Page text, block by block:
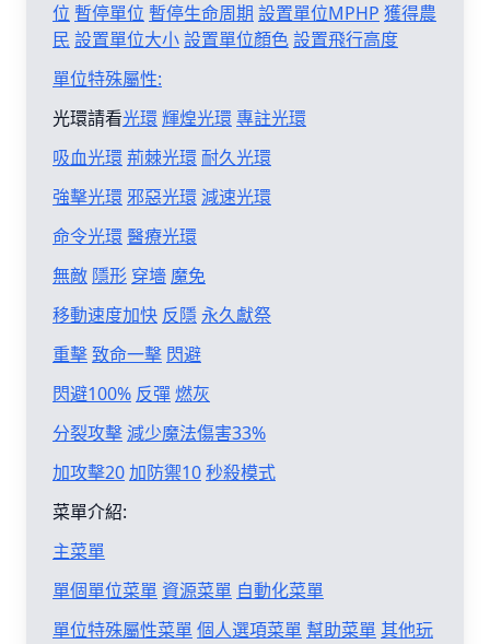
位 暫停單位 暫停生命周期 設置單位MPHP 獲得農
民 設置單位大小設置單位顏色設置飛行高度
單位特殊屬性:
光環請看光環輝煌光環專註光環
吸血光環荊棘光環耐久光環
強擊光環邪惡光環減速光環
命令光環醫療光環
無敵 隱形 穿墻 魔免
移動速度加快 反隱 永久獻祭
重擊致命一擊 閃避
閃避100% 反彈燃灰
分裂攻擊減少魔法傷害33%
加攻擊20加防禦10秒殺模式
菜單介紹:
主菜單
單個單位菜單 資源菜單 自動化菜單
單位特殊屬性菜單個人選項菜單 幫助菜單其他玩